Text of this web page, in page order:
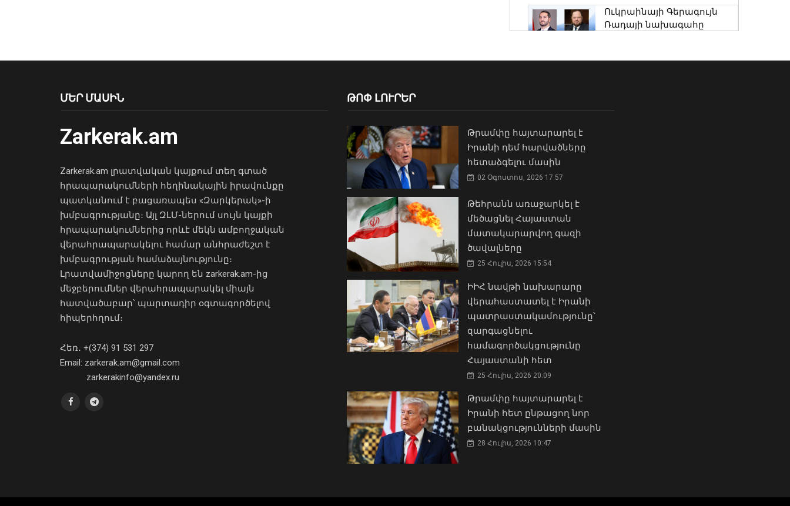
Վանաձորում, Հրազդանում
և Արարատում փոշու
պարունակությունը
սահմանը
1900.77 մետր է՝ անցած
խաղաղությունը
Ուկրաինայի Գերագույն
Ռադայի նախագահը
շտապօգնության
ՄԵՐ ՄԱՍԻՆ
Zarkerak.am
Zarkerak.am լրատվական կայքում տեղ գտած
հրապարակումների հեղինակային իրավունքը
պատկանում է բացառապես «Զարկերակ»-ի
խմբագրությանը։ Այլ ԶԼՄ-ներում սույն կայքի
հրապարակումներից որևէ մեկն ամբողջական
վերահրապարակելու համար անհրաժեշտ է
խմբագրության համաձայնությունը։
Լրատվամիջոցները կարող են zarkerak.am-ից
մեջբերումներ վերահրապարակել միայն
հատվածաբար՝ պարտադիր օգտագործելով
հիպերհղում։
Հեռ․ +(374) 91 531 297
Email: zarkerak.am@gmail.com
zarkerakinfo@yandex.ru
ԹՈՓ ԼՈՒՐԵՐ
Թրամփը հայտարարել է
Իրանի դեմ հարվածները
հետաձգելու մասին
02 Օգոստոս, 2026 17:57
Թեհրանն առաջարկել է
մեծացնել Հայաստան
մատակարարվող գազի
ծավալները
25 Հուլիս, 2026 15:54
ԻԻՀ նավթի նախարարը
վերահաստատել է Իրանի
պատրաստակամությունը՝
զարգացնելու
համագործակցությունը
Հայաստանի հետ
25 Հուլիս, 2026 20:09
Թրամփը հայտարարել է
Իրանի հետ ընթացող նոր
բանակցությունների մասին
28 Հուլիս, 2026 10:47